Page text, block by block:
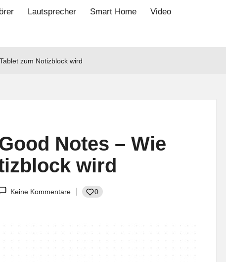
Lautsprecher Smart Home
Video
zum Notizblock wird
Notes – Wie
wird
Keine Kommentare 0